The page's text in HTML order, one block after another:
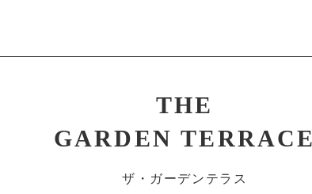
THE
GARDEN TERRACE
ザ・ガーデンテラス